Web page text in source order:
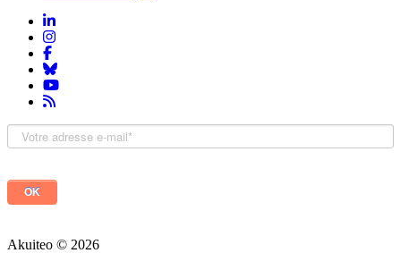
Akuiteo © 2026